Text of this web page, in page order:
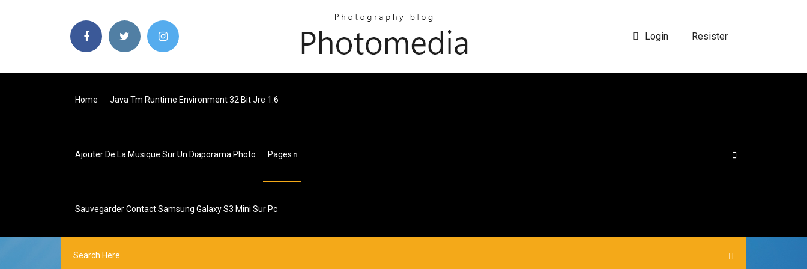
Login | Resister
Home Java Tm Runtime Environment 32 Bit Jre 1.6
Ajouter De La Musique Sur Un Diaporama Photo Pages
Sauvegarder Contact Samsung Galaxy S3 Mini Sur Pc